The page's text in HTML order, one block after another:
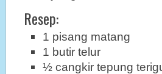
Resep:
1 pisang matang
1 butir telur
½ cangkir tepung